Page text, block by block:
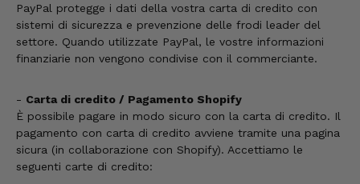
PayPal protegge i dati della vostra carta di credito con
sistemi di sicurezza e prevenzione delle frodi leader del
settore. Quando utilizzate PayPal, le vostre informazioni
finanziarie non vengono condivise con il commerciante.
- Carta di credito / Pagamento Shopify
È possibile pagare in modo sicuro con la carta di credito. Il
pagamento con carta di credito avviene tramite una pagina
sicura (in collaborazione con Shopify). Accettiamo le
seguenti carte di credito:
era tutto buonissimo
6.8.2026
Frank
Cliente verificato
Quello che ho mangiato finora era davvero
buonissimo!